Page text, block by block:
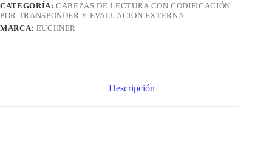
CATEGORÍA:CABEZAS DE LECTURA CON CODIFICACIÓN
POR TRANSPONDER Y EVALUACIÓN EXTERNA
MARCA: EUCHNER
Descripción